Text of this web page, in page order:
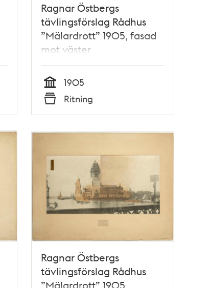
Ragnar Östbergs
tävlingsförslag Rådhus
”Mälardrott” 1905, fasad
mot väster
Tid
1905
Typ
Ritning
Ragnar Östbergs
tävlingsförslag Rådhus
”Mälardrott” 1905,